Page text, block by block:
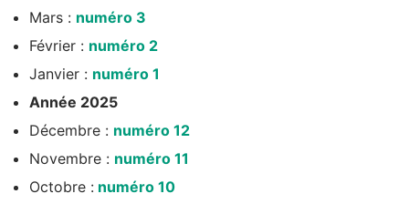
Mars : numéro 3
Février : numéro 2
Janvier : numéro 1
Année 2025
Décembre : numéro 12
Novembre : numéro 11
Octobre : numéro 10